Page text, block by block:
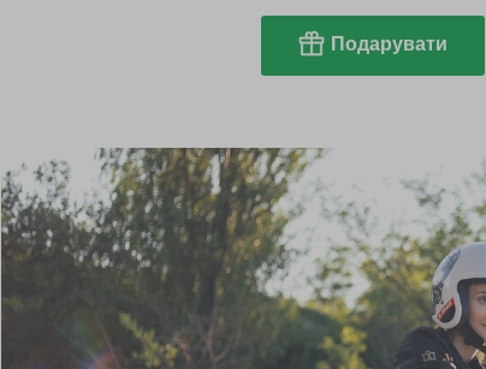
Подарувати